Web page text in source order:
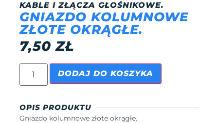
KABLE I ZŁĄCZA GŁOŚNIKOWE.
GNIAZDO KOLUMNOWE
ZŁOTE OKRĄGŁE.
7,50ZŁ
DODAJ DO KOSZYKA
OPIS PRODUKTU
Gniazdo kolumnowe złote okrągłe.